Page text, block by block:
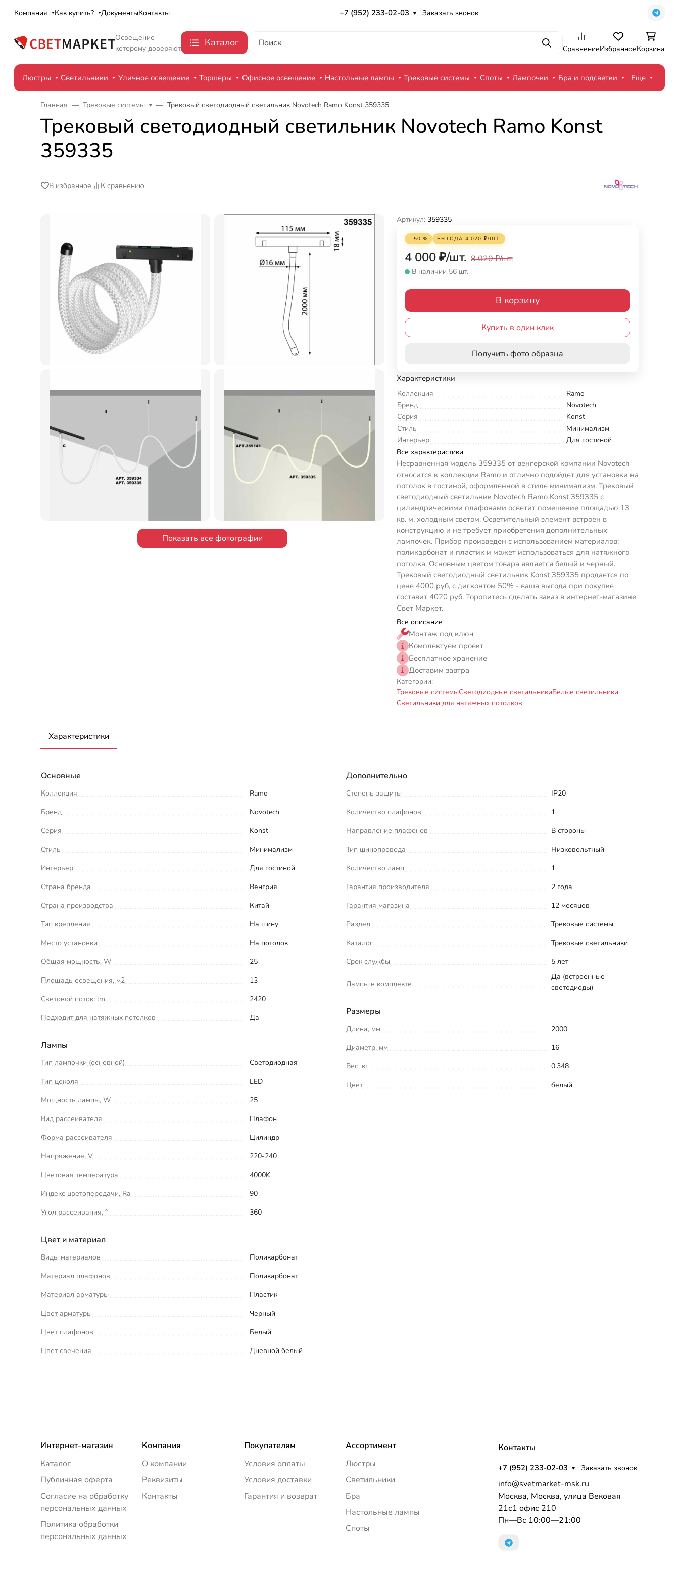
Компания Как купить? ДокументыКонтакты +7 (952) 233-02-03 Заказать звонок
Освещение
которому доверяют
Каталог ПоискСравнениеИзбранноеКорзина
Люстры Светильники Уличное освещение Торшеры Офисное освещение Настольные лампы Трековые системы Споты Лампочки Бра и подсветки Еще
Главная Трековые системы Трековый светодиодный светильник Novotech Ramo Konst 359335
Трековый светодиодный светильник Novotech Ramo Konst
359335
В избранное К сравнению
Показать все фотографии
Артикул: 359335
- 50 % ВЫГОДА 4 020 ₽/ШТ.
4 000₽/шт. 8 020₽/шт.
В наличии 56 шт.
В корзину
Купить в один клик
Получить фото образца
Характеристики
Коллекция
Ramo
Бренд
Novotech
Серия
Konst
Стиль
Минимализм
Интерьер
Для гостиной
Все характеристики
Несравненная модель 359335 от венгерской компании Novotech
относится к коллекции Ramo и отлично подойдет для установки на
потолок в гостиной, оформленной в стиле минимализм. Трековый
светодиодный светильник Novotech Ramo Konst 359335 с
цилиндрическими плафонами осветит помещение площадью 13
кв. м. холодным светом. Осветительный элемент встроен в
конструкцию и не требует приобретения дополнительных
лампочек. Прибор произведен с использованием материалов:
поликарбонат и пластик и может использоваться для натяжного
потолка. Основным цветом товара является белый и черный.
Трековый светодиодный светильник Konst 359335 продается по
цене 4000 руб, с дисконтом 50% - ваша выгода при покупке
составит 4020 руб. Торопитесь сделать заказ в интернет-магазине
Свет Маркет.
Все описание
Монтаж под ключ
Комплектуем проект
Бесплатное хранение
Доставим завтра
Категории:
Трековые системыСветодиодные светильникиБелые светильники
Светильники для натяжных потолков
Характеристики
Основные
Коллекция
Ramo
Бренд
Novotech
Серия
Konst
Стиль
Минимализм
Интерьер
Для гостиной
Страна бренда
Венгрия
Страна производства
Китай
Тип крепления
На шину
Место установки
На потолок
Общая мощность, W
25
Площадь освещения, м2
13
Световой поток, lm
2420
Подходит для натяжных потолков
Да
Лампы
Тип лампочки (основной)
Светодиодная
Тип цоколя
LED
Мощность лампы, W
25
Вид рассеивателя
Плафон
Форма рассеивателя
Цилиндр
Напряжение, V
220-240
Цветовая температура
4000K
Индекс цветопередачи, Ra
90
Угол рассеивания, °
360
Цвет и материал
Виды материалов
Поликарбонат
Материал плафонов
Поликарбонат
Материал арматуры
Пластик
Цвет арматуры
Черный
Цвет плафонов
Белый
Цвет свечения
Дневной белый
Дополнительно
Степень защиты
IP20
Количество плафонов
1
Направление плафонов
В стороны
Тип шинопровода
Низковольтный
Количество ламп
1
Гарантия производителя
2 года
Гарантия магазина
12 месяцев
Раздел
Трековые системы
Каталог
Трековые светильники
Срок службы
5 лет
Лампы в комплекте
Да (встроенные
светодиоды)
Размеры
Длина, мм
2000
Диаметр, мм
16
Вес, кг
0.348
Цвет
белый
Интернет-магазин
Каталог
Публичная оферта
Согласие на обработку
персональных данных
Политика обработки
персональных данных
Компания
О компании
Реквизиты
Контакты
Покупателям
Условия оплаты
Условия доставки
Гарантия и возврат
Ассортимент
Люстры
Светильники
Бра
Настольные лампы
Споты
Контакты
+7 (952) 233-02-03 Заказать звонок
info@svetmarket-msk.ru
Москва, Москва, улица Вековая
21с1 офис 210
Пн—Вс 10:00—21:00